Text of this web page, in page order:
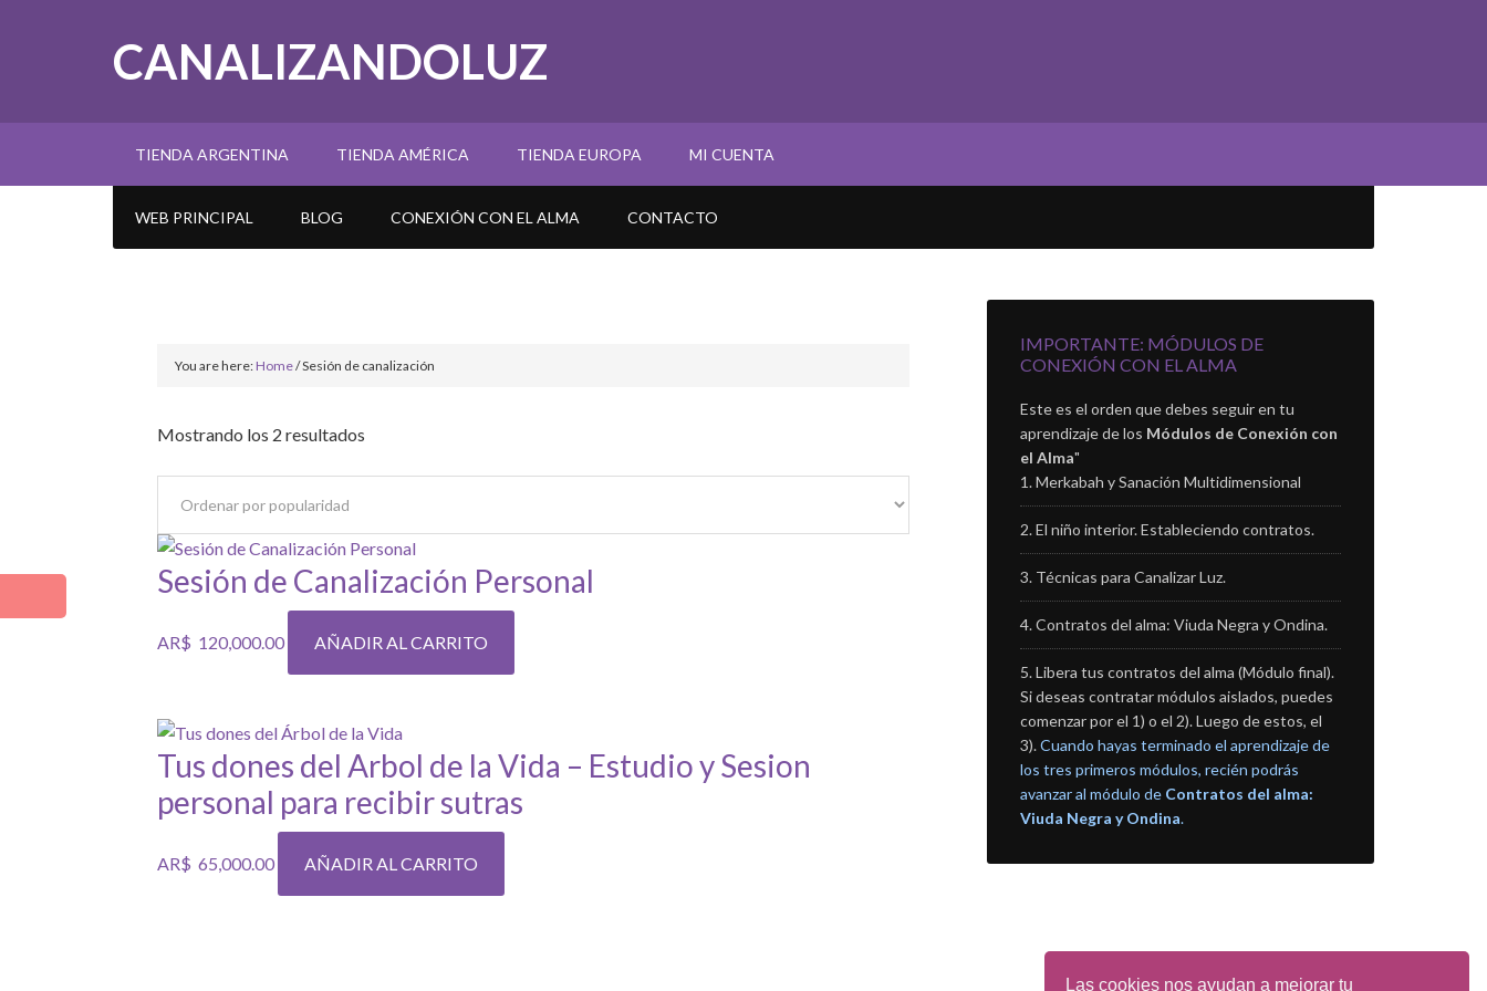
Las cookies nos ayudan a mejorar tu
CANALIZANDOLUZ
TIENDA ARGENTINA TIENDA AMÉRICA TIENDA EUROPA MI CUENTA
WEB PRINCIPAL BLOG CONEXIÓN CON EL ALMA CONTACTO
You are here:Home/Sesión de canalización
Mostrando los 2 resultados
Sesión de Canalización Personal
AR$ 120,000.00 AÑADIR AL CARRITO
Tus dones del Arbol de la Vida – Estudio y Sesion
personal para recibir sutras
AR$ 65,000.00 AÑADIR AL CARRITO
IMPORTANTE: MÓDULOS DE
CONEXIÓN CON EL ALMA
Este es el orden que debes seguir en tu
aprendizaje de los Módulos de Conexión con
el Alma"
Merkabah y Sanación Multidimensional
El niño interior. Estableciendo contratos.
Técnicas para Canalizar Luz.
Contratos del alma: Viuda Negra y Ondina.
Libera tus contratos del alma (Módulo final).
Si deseas contratar módulos aislados, puedes
comenzar por el 1) o el 2). Luego de estos, el
3).Cuando hayas terminado el aprendizaje de
los tres primeros módulos, recién podrás
avanzar al módulo de Contratos del alma:
Viuda Negra y Ondina.